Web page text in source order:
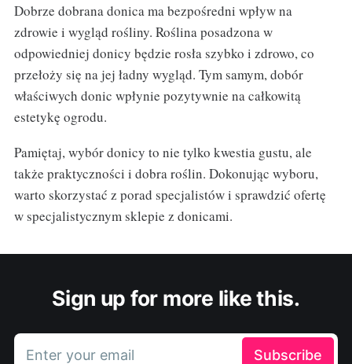
Dobrze dobrana donica ma bezpośredni wpływ na
zdrowie i wygląd rośliny. Roślina posadzona w
odpowiedniej donicy będzie rosła szybko i zdrowo, co
przełoży się na jej ładny wygląd. Tym samym, dobór
właściwych donic wpłynie pozytywnie na całkowitą
estetykę ogrodu.
Pamiętaj, wybór donicy to nie tylko kwestia gustu, ale
także praktyczności i dobra roślin. Dokonując wyboru,
warto skorzystać z porad specjalistów i sprawdzić ofertę
w specjalistycznym sklepie z donicami.
Sign up for more like this.
Enter your email Subscribe